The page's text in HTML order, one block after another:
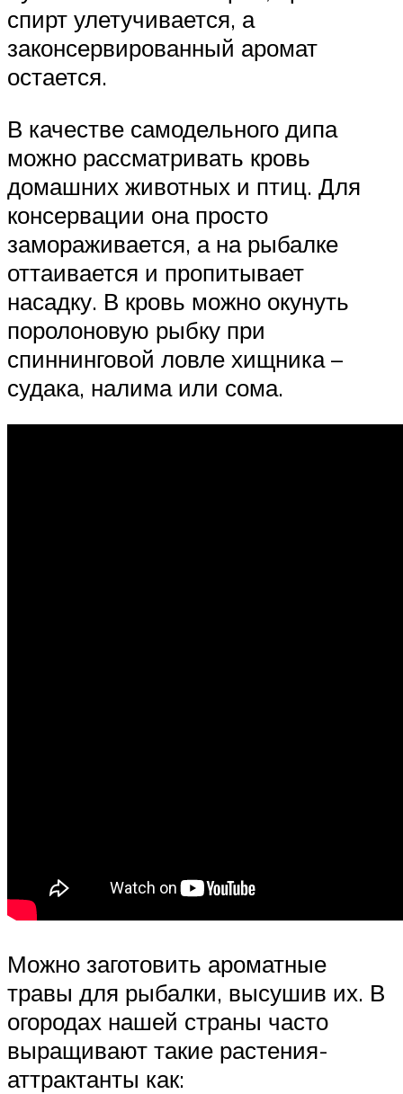
спирт улетучивается, а
законсервированный аромат
остается.
В качестве самодельного дипа
можно рассматривать кровь
домашних животных и птиц. Для
консервации она просто
замораживается, а на рыбалке
оттаивается и пропитывает
насадку. В кровь можно окунуть
поролоновую рыбку при
спиннинговой ловле хищника –
судака, налима или сома.
Можно заготовить ароматные
травы для рыбалки, высушив их. В
огородах нашей страны часто
выращивают такие растения-
аттрактанты как: